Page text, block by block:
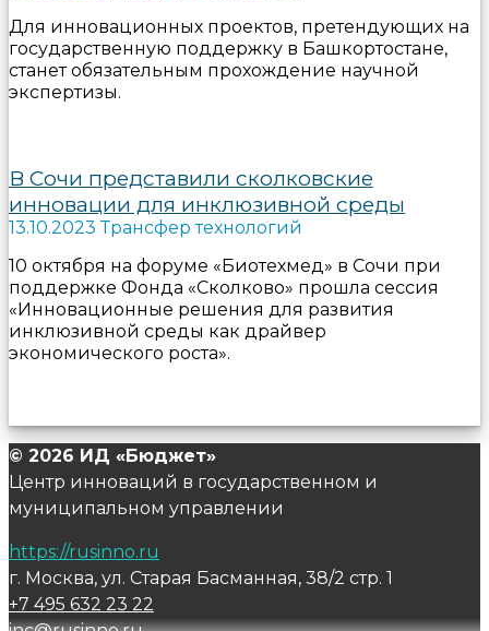
Для инновационных проектов, претендующих на
государственную поддержку в Башкортостане,
станет обязательным прохождение научной
экспертизы.
В Сочи представили сколковские
инновации для инклюзивной среды
13.10.2023 Трансфер технологий
10 октября на форуме «Биотехмед» в Сочи при
поддержке Фонда «Сколково» прошла сессия
«Инновационные решения для развития
инклюзивной среды как драйвер
экономического роста».
© 2026 ИД «Бюджет»
Центр инноваций в государственном и
муниципальном управлении
https://rusinno.ru
г. Москва, ул. Старая Басманная, 38/2 стр. 1
+7 495 632 23 22